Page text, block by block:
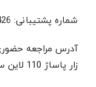
شماره پشتیبانی: 02133141426
آدرس مراجعه
زار پاساژ 110 لاین سوم زیر همکف پلاک 64